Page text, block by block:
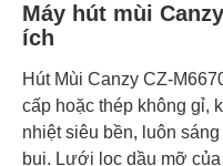
Máy hút mùi
ích
Hút Mùi Canzy CZ-
cấp hoặc thép không gỉ,
nhiệt siêu bền, luôn
bụi. Lưới lọc dầu mỡ